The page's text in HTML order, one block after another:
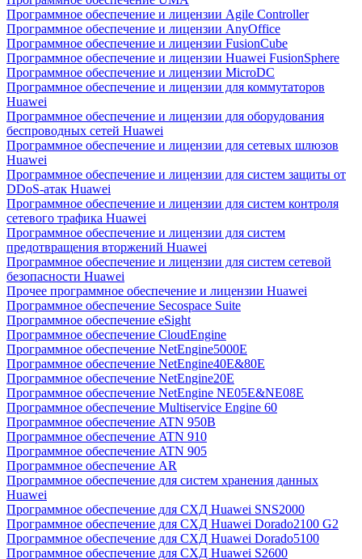
Программное обеспечение и лицензии Agile Controller
Программное обеспечение и лицензии AnyOffice
Программное обеспечение и лицензии FusionCube
Программное обеспечение и лицензии Huawei FusionSphere
Программное обеспечение и лицензии MicroDC
Программное обеспечение и лицензии для коммутаторов
Huawei
Программное обеспечение и лицензии для оборудования
беспроводных сетей Huawei
Программное обеспечение и лицензии для сетевых шлюзов
Huawei
Программное обеспечение и лицензии для систем защиты от
DDoS-атак Huawei
Программное обеспечение и лицензии для систем контроля
сетевого трафика Huawei
Программное обеспечение и лицензии для систем
предотвращения вторжений Huawei
Программное обеспечение и лицензии для систем сетевой
безопасности Huawei
Прочее программное обеспечение и лицензии Huawei
Программное обеспечение Secospace Suite
Программное обеспечение eSight
Программное обеспечение CloudEngine
Программное обеспечение NetEngine5000E
Программное обеспечение NetEngine40E&80E
Программное обеспечение NetEngine20E
Программное обеспечение NetEngine NE05E&NE08E
Программное обеспечение Multiservice Engine 60
Программное обеспечение ATN 950B
Программное обеспечение ATN 910
Программное обеспечение ATN 905
Программное обеспечение AR
Программное обеспечение для систем хранения данных
Huawei
Программное обеспечение для СХД Huawei SNS2000
Программное обеспечение для СХД Huawei Dorado2100 G2
Программное обеспечение для СХД Huawei Dorado5100
Программное обеспечение для СХД Huawei S2600